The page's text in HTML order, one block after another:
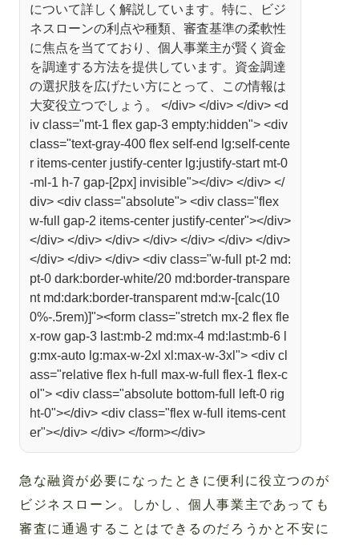
について詳しく解説しています。特に、ビジ
ネスローンの利点や種類、審査基準の柔軟性
に焦点を当てており、個人事業主が賢く資金
を調達する方法を提供しています。資金調達
の選択肢を広げたい方にとって、この情報は
大変役立つでしょう。 </div> </div> </div> <d
iv class="mt-1 flex gap-3 empty:hidden"> <div
class="text-gray-400 flex self-end lg:self-cente
r items-center justify-center lg:justify-start mt-0
-ml-1 h-7 gap-[2px] invisible"></div> </div> </
div> <div class="absolute"> <div class="flex
w-full gap-2 items-center justify-center"></div>
</div> </div> </div> </div> </div> </div> </div>
</div> </div> </div> <div class="w-full pt-2 md:
pt-0 dark:border-white/20 md:border-transpare
nt md:dark:border-transparent md:w-[calc(10
0%-.5rem)]"><form class="stretch mx-2 flex fle
x-row gap-3 last:mb-2 md:mx-4 md:last:mb-6 l
g:mx-auto lg:max-w-2xl xl:max-w-3xl"> <div cl
ass="relative flex h-full max-w-full flex-1 flex-c
ol"> <div class="absolute bottom-full left-0 rig
ht-0"></div> <div class="flex w-full items-cent
er"></div> </div> </form></div>
急な融資が必要になったときに便利に役立つのが
ビジネスローン。しかし、個人事業主であっても
審査に通過することはできるのだろうかと不安に